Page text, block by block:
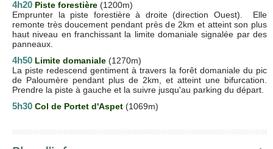
4h20 Piste forestière (1200m)
Emprunter la piste forestière à droite (direction Ouest). Elle
remonte très doucement pendant près de 2km et atteint son plus
haut niveau en franchissant la limite domaniale signalée par des
panneaux.
4h50 Limite domaniale (1270m)
La piste redescend gentiment à travers la forêt domaniale du pic
de Paloumère pendant plus de 2km, et atteint une bifurcation.
Prendre la piste à gauche et la suivre jusqu'au parking du départ.
5h30 Col de Portet d'Aspet (1069m)